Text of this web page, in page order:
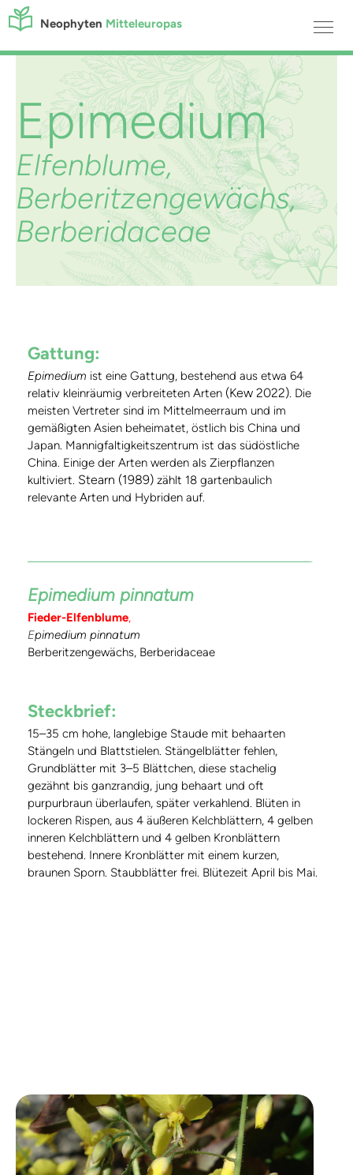
Neophyten Mitteleuropas
Epimedium
Elfenblume,
Berberitzengewächs,
Berberidaceae
Gattung:
Epimedium ist eine Gattung, bestehend aus etwa 64
relativ kleinräumig verbreiteten Arten (Kew 2022). Die
meisten Vertreter sind im Mittelmeerraum und im
gemäßigten Asien beheimatet, östlich bis China und
Japan. Mannigfaltigkeitszentrum ist das südöstliche
China. Einige der Arten werden als Zierpflanzen
kultiviert. Stearn (1989) zählt 18 gartenbaulich
relevante Arten und Hybriden auf.
Epimedium pinnatum
Fieder-Elfenblume,
Epimedium pinnatum
Berberitzengewächs, Berberidaceae
Steckbrief:
15–35 cm hohe, langlebige Staude mit behaarten
Stängeln und Blattstielen. Stängelblätter fehlen,
Grundblätter mit 3–5 Blättchen, diese stachelig
gezähnt bis ganzrandig, jung behaart und oft
purpurbraun überlaufen, später verkahlend. Blüten in
lockeren Rispen, aus 4 äußeren Kelchblättern, 4 gelben
inneren Kelchblättern und 4 gelben Kronblättern
bestehend. Innere Kronblätter mit einem kurzen,
braunen Sporn. Staubblätter frei. Blütezeit April bis Mai.